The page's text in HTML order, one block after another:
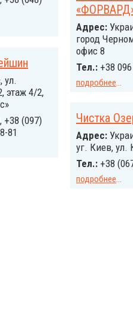
Адрес:
город
офис 8
Тел.: +38
подробнее...
ул.
этаж 4/2,
+38 (097)
81
Чистка
Адрес:
уг. Киев, ул.
Тел.: +38
подробнее...